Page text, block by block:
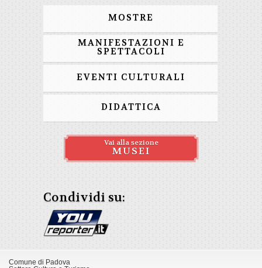
MOSTRE
MANIFESTAZIONI E
SPETTACOLI
EVENTI CULTURALI
DIDATTICA
Vai alla sezione
MUSEI
Condividi su:
Comune di Padova